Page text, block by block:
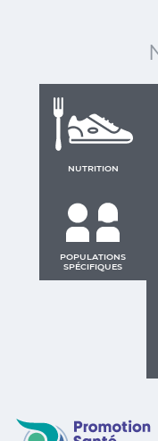
NUTRITION
POPULATIONS
SPÉCIFIQUES
Promotion Santé